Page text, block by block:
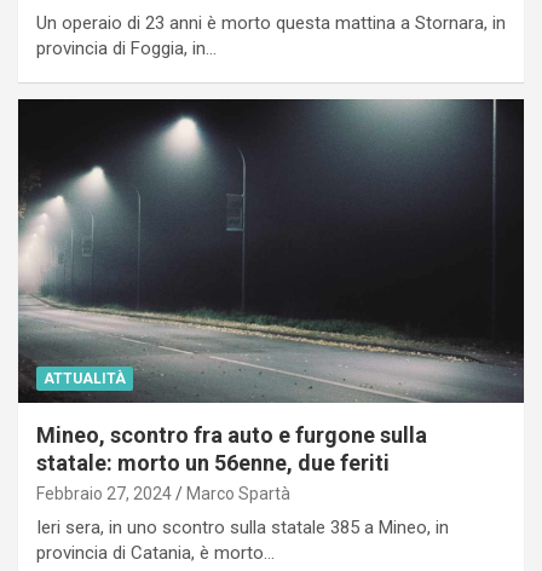
Un operaio di 23 anni è morto questa mattina a Stornara, in
provincia di Foggia, in…
ATTUALITÀ
Mineo, scontro fra auto e furgone sulla
statale: morto un 56enne, due feriti
Febbraio 27, 2024 Marco Spartà
Ieri sera, in uno scontro sulla statale 385 a Mineo, in
provincia di Catania, è morto…